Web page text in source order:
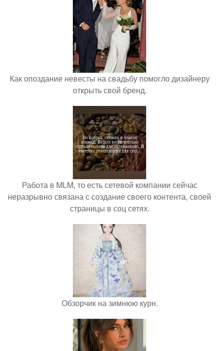
Как опоздание невесты на свадьбу помогло дизайнеру
открыть свой бренд.
Работа в MLM, то есть сетевой компании сейчас
неразрывно связана с создание своего контента, своей
страницы в соц сетях.
Обзорчик на зимнюю курн.